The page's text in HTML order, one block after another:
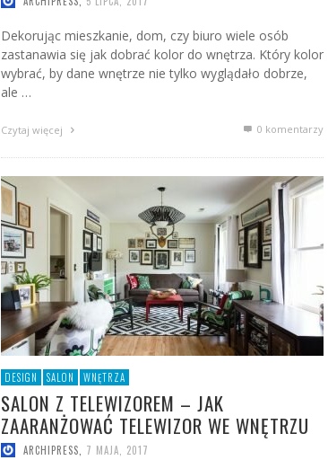
Dekorując mieszkanie, dom, czy biuro wiele osób
zastanawia się jak dobrać kolor do wnętrza. Który kolor
wybrać, by dane wnętrze nie tylko wyglądało dobrze,
ale …
Czytaj więcej 0 komentarzy
DESIGN SALON WNĘTRZA
SALON Z TELEWIZOREM – JAK
ZAARANŻOWAĆ TELEWIZOR WE WNĘTRZU
ARCHIPRESS 7 MAJA, 2017